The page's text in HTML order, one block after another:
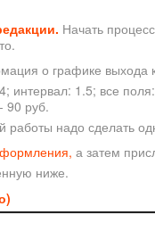
Начать
о графике
интервал: 1.5; все
90 руб.
работы надо сделать
а затем
ниже.